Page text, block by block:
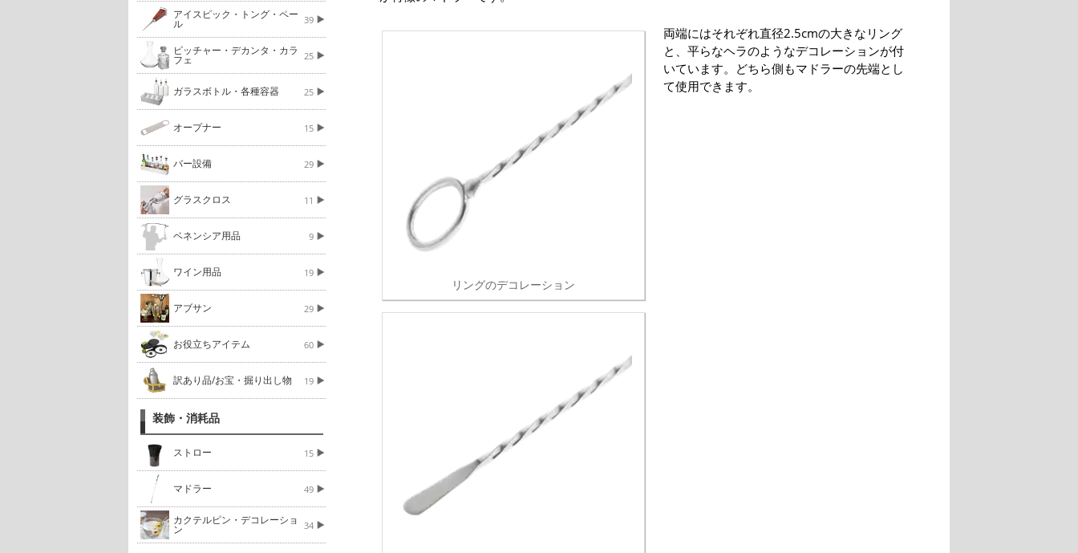
アイスピック・トング・ペー
ル 39
ピッチャー・デカンタ・カラ
フェ 25
ガラスボトル・各種容器 25
オープナー 15
バー設備 29
グラスクロス 11
ベネンシア用品 9
ワイン用品 19
アブサン 29
お役立ちアイテム 60
訳あり品/お宝・掘り出し物 19
装飾・消耗品
ストロー 15
マドラー 49
カクテルピン・デコレーショ
ン 34
リングのデコレーション
両端にはそれぞれ直径2.5cmの大きなリング
と、平らなヘラのようなデコレーションが付
いています。どちら側もマドラーの先端とし
て使用できます。